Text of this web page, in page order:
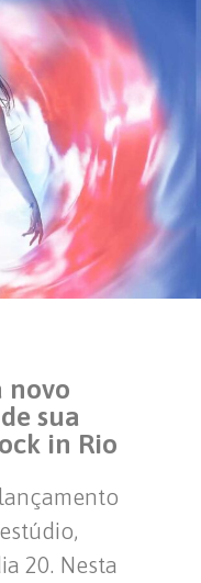
novo
sua
in Rio
20. Nesta